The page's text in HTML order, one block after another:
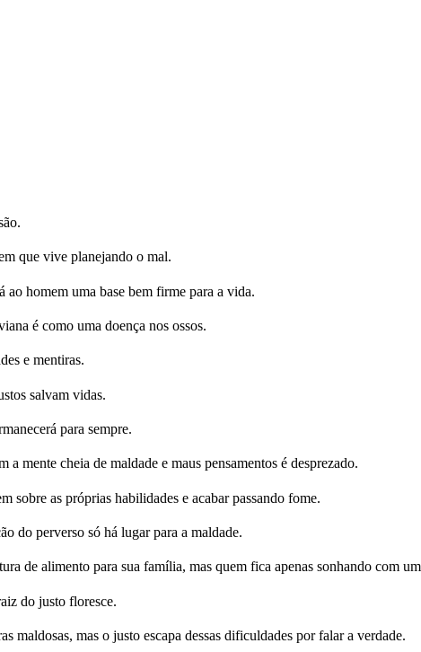
que vive planejando o mal.
homem uma base bem firme para a vida.
é como uma doença nos ossos.
e mentiras.
salvam vidas.
para sempre.
mente cheia de maldade e maus pensamentos é desprezado.
sobre as próprias habilidades e acabar passando fome.
do perverso só há lugar para a maldade.
de alimento para sua família, mas quem fica apenas sonhando com
do justo floresce.
maldosas, mas o justo escapa dessas dificuldades por falar a verdade.